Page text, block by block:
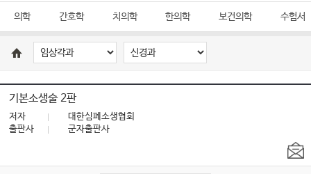
의학 간호학 치의학 한의학 보건의학 수험서
기본소생술 2판
저자
대한심폐소생협회
출판사
군자출판사